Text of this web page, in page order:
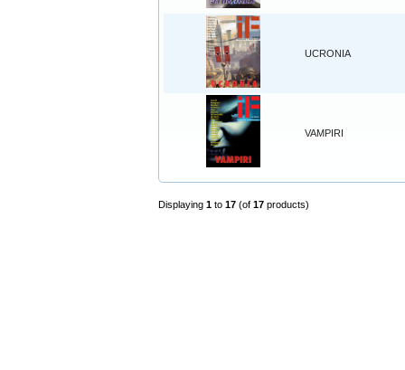
UCRONIA
VAMPIRI
Displaying 1 to 17 (of 17 products)